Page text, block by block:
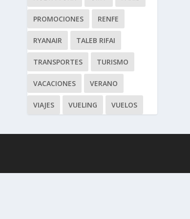
PROMOCIONES RENFE
RYANAIR TALEB RIFAI
TRANSPORTES TURISMO
VACACIONES VERANO
VIAJES VUELING VUELOS